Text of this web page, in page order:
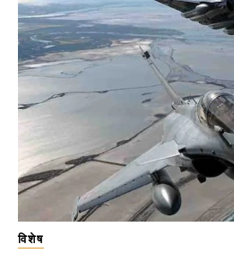
विशेष